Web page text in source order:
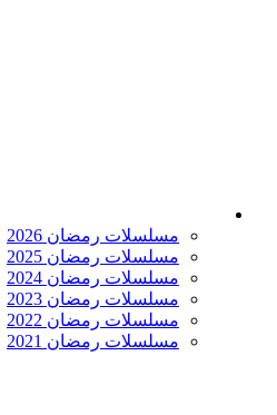
مسلسلات رمضان 2026
مسلسلات رمضان 2025
مسلسلات رمضان 2024
مسلسلات رمضان 2023
مسلسلات رمضان 2022
مسلسلات رمضان 2021